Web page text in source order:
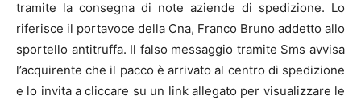
tramite la consegna di note aziende di spedizione. Lo
riferisce il portavoce della Cna, Franco Bruno addetto allo
sportello antitruffa. Il falso messaggio tramite Sms avvisa
l’acquirente che il pacco è arrivato al centro di spedizione
e lo invita a cliccare su un link allegato per visualizzare le